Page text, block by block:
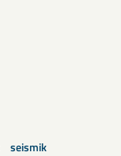
seismik